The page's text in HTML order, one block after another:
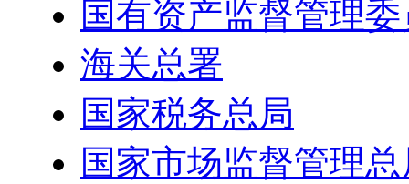
国有资产监督管理
海关总署
国家税务总局
国家市场监督管理